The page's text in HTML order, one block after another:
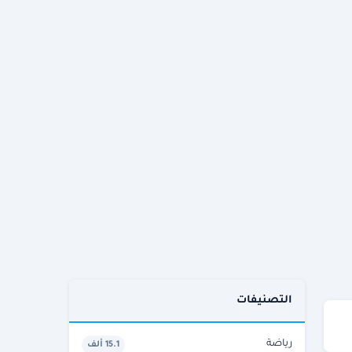
التصنيفات
رياضة 15.1 ألف